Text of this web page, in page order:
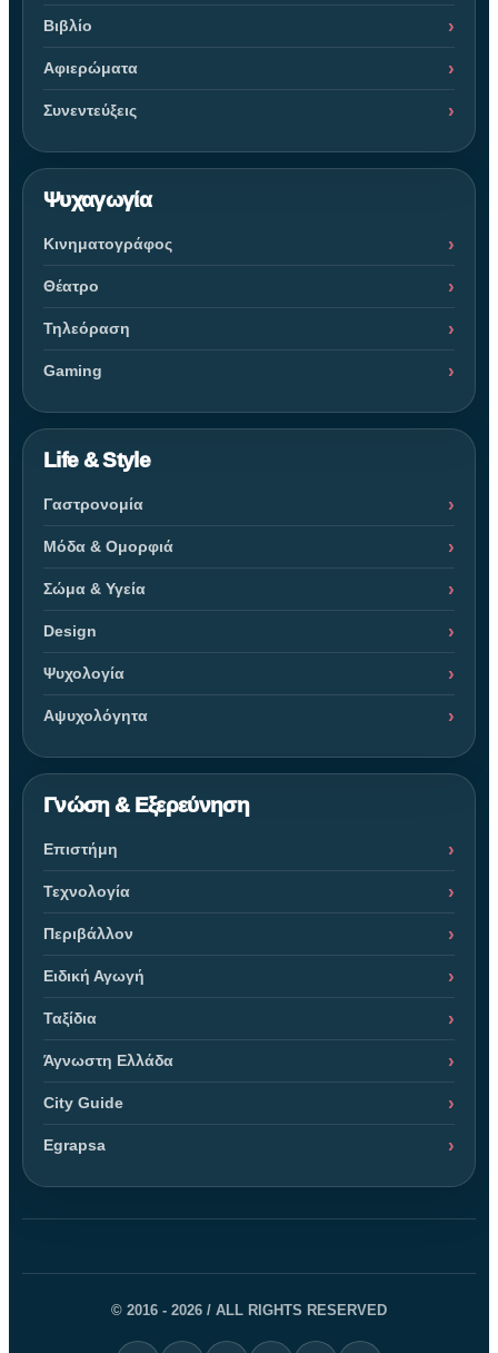
Βιβλίο
Αφιερώματα
Συνεντεύξεις
Ψυχαγωγία
Κινηματογράφος
Θέατρο
Τηλεόραση
Gaming
Life & Style
Γαστρονομία
Μόδα & Ομορφιά
Σώμα & Υγεία
Design
Ψυχολογία
Αψυχολόγητα
Γνώση & Εξερεύνηση
Επιστήμη
Τεχνολογία
Περιβάλλον
Ειδική Αγωγή
Ταξίδια
Άγνωστη Ελλάδα
City Guide
Egrapsa
© 2016 - 2026 / ALL RIGHTS RESERVED